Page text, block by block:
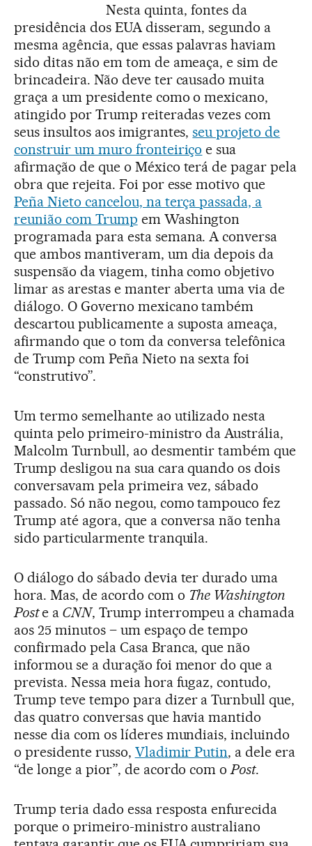
Nesta quinta, fontes da
presidência dos EUA disseram, segundo a
mesma agência, que essas palavras haviam
sido ditas não em tom de ameaça, e sim de
brincadeira. Não deve ter causado muita
graça a um presidente como o mexicano,
atingido por Trump reiteradas vezes com
seus insultos aos imigrantes,seu projeto de
construir um muro fronteiriço e sua
afirmação de que o México terá de pagar pela
obra que rejeita. Foi por esse motivo que
Peña Nieto cancelou, na terça passada, a
reunião com Trump em Washington
programada para esta semana. A conversa
que ambos mantiveram, um dia depois da
suspensão da viagem, tinha como objetivo
limar as arestas e manter aberta uma via de
diálogo. O Governo mexicano também
descartou publicamente a suposta ameaça,
afirmando que o tom da conversa telefônica
de Trump com Peña Nieto na sexta foi
“construtivo”.
Um termo semelhante ao utilizado nesta
quinta pelo primeiro-ministro da Austrália,
Malcolm Turnbull, ao desmentir também que
Trump desligou na sua cara quando os dois
conversavam pela primeira vez, sábado
passado. Só não negou, como tampouco fez
Trump até agora, que a conversa não tenha
sido particularmente tranquila.
O diálogo do sábado devia ter durado uma
hora. Mas, de acordo com o The Washington
Poste aCNN, Trump interrompeu a chamada
aos 25 minutos – um espaço de tempo
confirmado pela Casa Branca, que não
informou se a duração foi menor do que a
prevista. Nessa meia hora fugaz, contudo,
Trump teve tempo para dizer a Turnbull que,
das quatro conversas que havia mantido
nesse dia com os líderes mundiais, incluindo
o presidente russo, Vladimir Putin, a dele era
“de longe a pior”, de acordo com o Post.
Trump teria dado essa resposta enfurecida
porque o primeiro-ministro australiano